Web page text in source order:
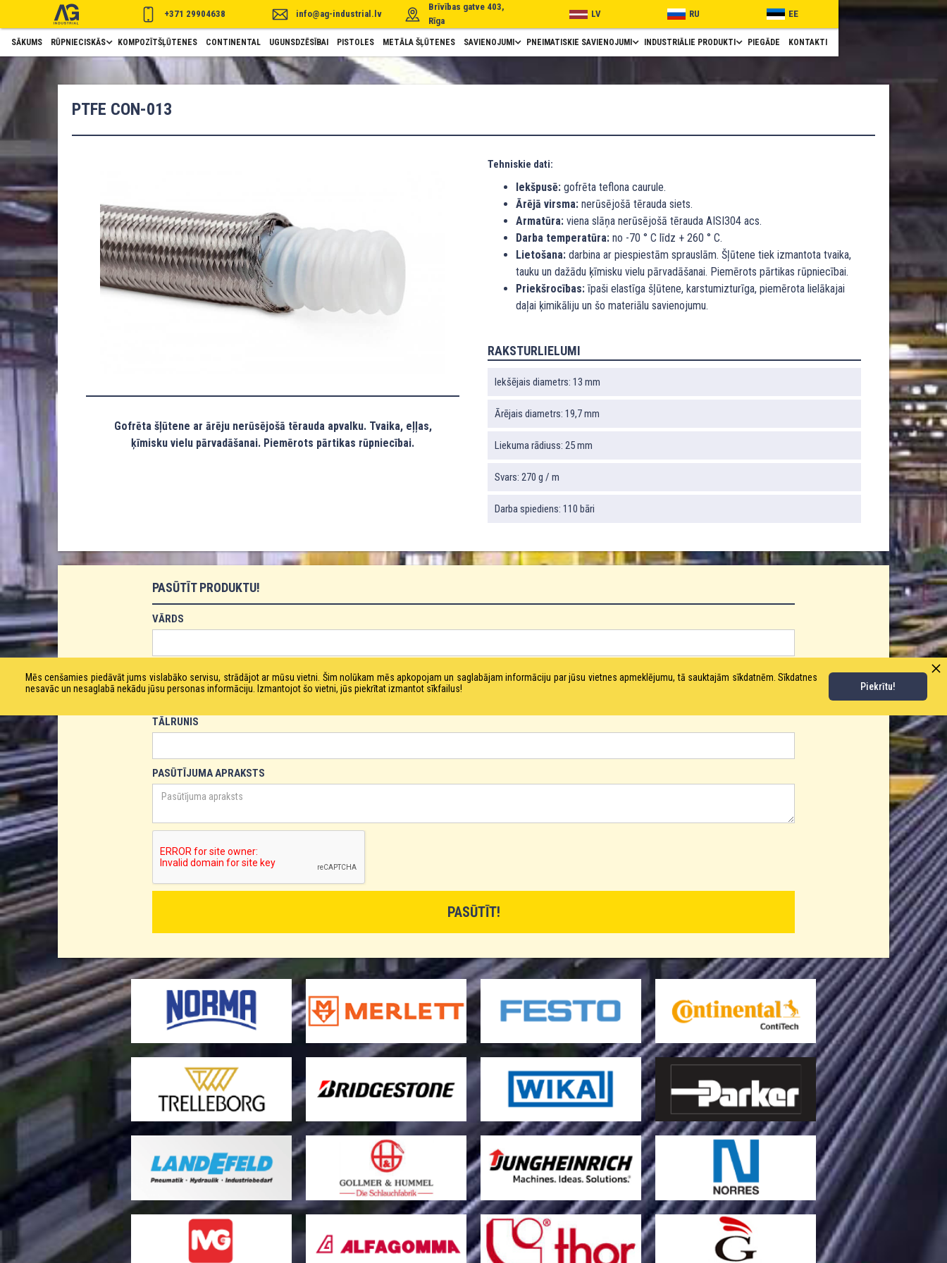
+371 29904638 info@ag-industrial.lv
Brīvības gatve 403,
Rīga
LV RU EE
SĀKUMS RŪPNIECISKĀS KOMPOZĪTŠĻŪTENES CONTINENTAL UGUNSDZĒSĪBAI PISTOLES METĀLA ŠĻŪTENES SAVIENOJUMI PNEIMATISKIE SAVIENOJUMI INDUSTRIĀLIE PRODUKTI PIEGĀDE KONTAKTI
PTFE CON-013
Gofrēta šļūtene ar ārēju nerūsējošā tērauda apvalku. Tvaika, eļļas,
ķīmisku vielu pārvadāšanai. Piemērots pārtikas rūpniecībai.
Tehniskie dati:
Iekšpusē: gofrēta teflona caurule.
Ārējā virsma: nerūsējošā tērauda siets.
Armatūra: viena slāņa nerūsējošā tērauda AISI304 acs.
Darba temperatūra: no -70 ° C līdz + 260 ° C.
Lietošana: darbina ar piespiestām sprauslām. Šļūtene tiek izmantota tvaika,
tauku un dažādu ķīmisku vielu pārvadāšanai. Piemērots pārtikas rūpniecībai.
Priekšrocības:īpaši elastīga šļūtene, karstumizturīga, piemērota lielākajai
daļai ķimikāliju un šo materiālu savienojumu.
RAKSTURLIELUMI
Iekšējais diametrs: 13 mm
Ārējais diametrs: 19,7 mm
Liekuma rādiuss: 25 mm
Svars: 270 g / m
Darba spiediens: 110 bāri
PASŪTĪT PRODUKTU!
VĀRDS
E-PASTS
TĀLRUNIS
PASŪTĪJUMA APRAKSTS
Mēs cenšamies piedāvāt jums vislabāko servisu, strādājot ar mūsu vietni. Šim nolūkam mēs apkopojam un saglabājam informāciju par jūsu vietnes apmeklējumu, tā sauktajām sīkdatnēm. Sīkdatnes
nesavāc un nesaglabā nekādu jūsu personas informāciju. Izmantojot šo vietni, jūs piekrītat izmantot sīkfailus!
Piekrītu!